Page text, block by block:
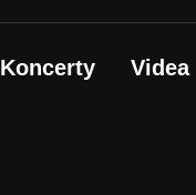
Koncerty Videa